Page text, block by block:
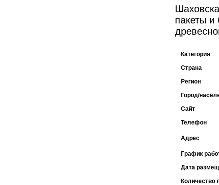
пакеты
Категория
Страна
Регион
Город/
Сайт
Телефон
Адрес
График
Дата
Количество